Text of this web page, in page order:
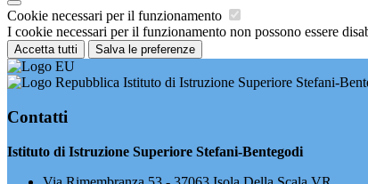
Cookie necessari per il funzionamento
I cookie necessari per il funzionamento non possono essere
Accetta tutti Salva le preferenze
Istituto di Istruzione Superiore Stefani-
Contatti
Istituto di Istruzione Superiore Stefani-Bentegodi